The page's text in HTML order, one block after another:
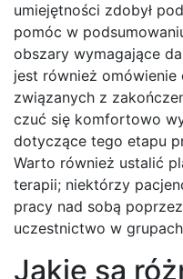
umiejętności zdobył
pomóc w
obszary wymagające
jest również omówienie
związanych z
czuć się komfortowo
dotyczące tego etapu
Warto również ustalić
terapii; niektórzy
pracy nad sobą
uczestnictwo w
Jakie są